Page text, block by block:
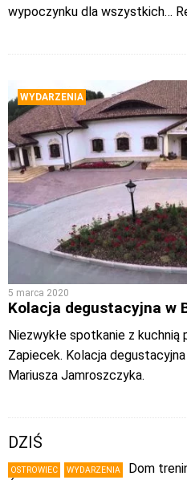
wypoczynku dla wszystkich…
WYDARZENIA
5 marca 2020
Kolacja degustacyjna w
Niezwykłe spotkanie z kuchnią
Zapiecek. Kolacja
Mariusza Jamroszczyka.
DZIŚ
OSTROWIEC WYDARZENIA
Dom